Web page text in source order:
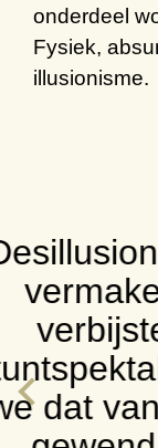
onderdeel
Fysiek,
illusionisme.